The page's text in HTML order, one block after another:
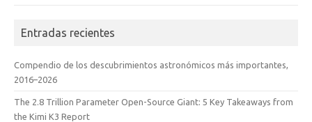
Entradas recientes
Compendio de los descubrimientos astronómicos más importantes,
2016–2026
The 2.8 Trillion Parameter Open-Source Giant: 5 Key Takeaways from
the Kimi K3 Report